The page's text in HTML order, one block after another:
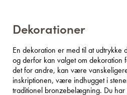
Dekorationer
En dekoration er med til at udtrykke
og derfor kan valget om
det for andre, kan være
inskriptionen, være indhugget i
traditionel bronzebelægning. Du